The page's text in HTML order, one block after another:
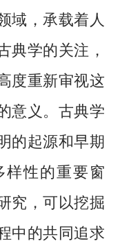
域，承载着人
典学的关注，
度重新审视这
意义。古典学
的起源和早期
样性的重要窗
究，可以挖掘
中的共同追求